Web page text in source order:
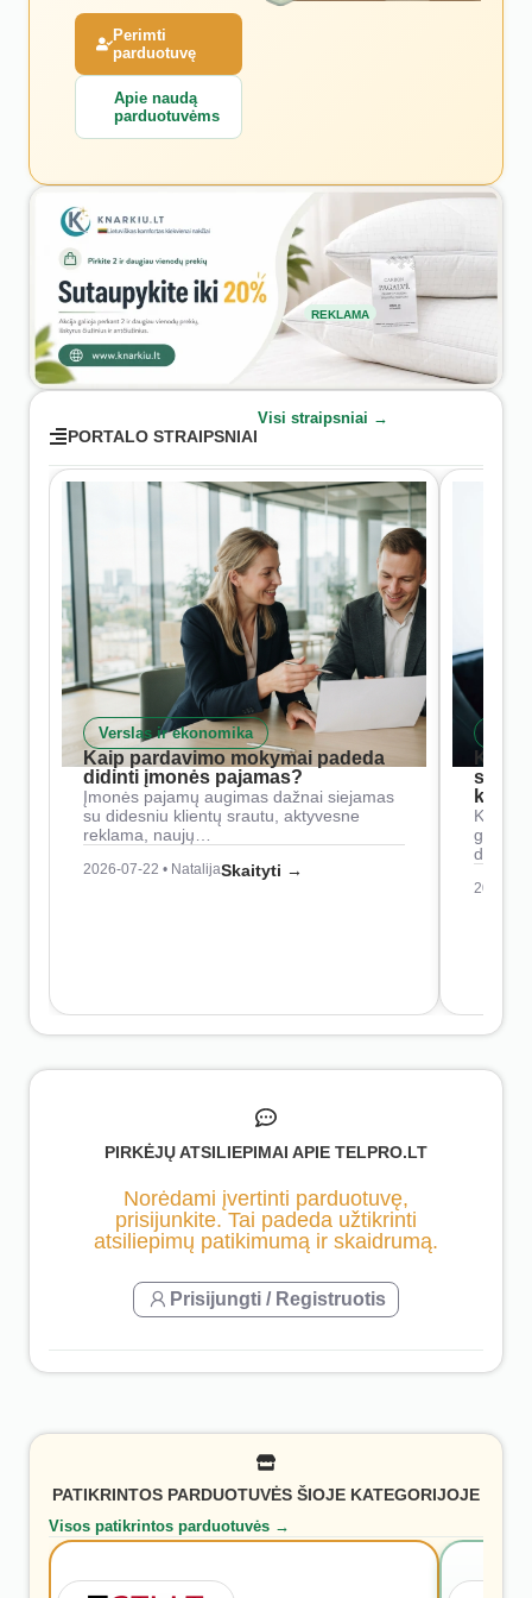
Perimti
parduotuvę
Apie naudą
parduotuvėms
REKLAMA
PORTALO STRAIPSNIAI
Visi straipsniai →
Verslas ir ekonomika
Kaip pardavimo mokymai padeda
didinti įmonės pajamas?
Įmonės pajamų augimas dažnai siejamas
su didesniu klientų srautu, aktyvesne
reklama, naujų…
2026-07-22 • NatalijaSkaityti →
Kaip
2026-
PIRKĖJŲ ATSILIEPIMAI APIE TELPRO.LT
Norėdami įvertinti parduotuvę,
prisijunkite. Tai padeda užtikrinti
atsiliepimų patikimumą ir skaidrumą.
Prisijungti / Registruotis
PATIKRINTOS PARDUOTUVĖS ŠIOJE KATEGORIJOJE
Visos patikrintos parduotuvės →